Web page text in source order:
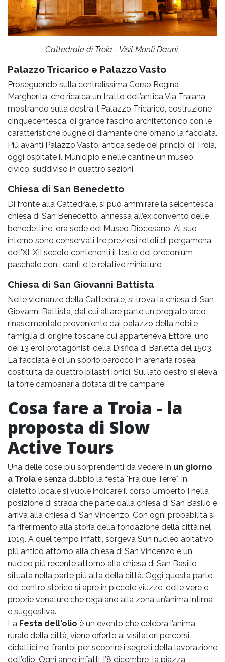
Cattedrale di Troia - Visit Monti Dauni
Palazzo Tricarico e Palazzo Vasto
Proseguendo sulla centralissima Corso Regina
Margherita, che ricalca un tratto dell’antica Via Traiana,
mostrando sulla destra il Palazzo Tricarico, costruzione
cinquecentesca, di grande fascino architettonico con le
caratteristiche bugne di diamante che ornano la facciata.
Più avanti Palazzo Vasto, antica sede dei principi di Troia,
oggi ospitate il Municipio e nelle cantine un museo
civico, suddiviso in quattro sezioni.
Chiesa di San Benedetto
Di fronte alla Cattedrale, si può ammirare la seicentesca
chiesa di San Benedetto, annessa all’ex convento delle
benedettine, ora sede del Museo Diocesano. Al suo
interno sono conservati tre preziosi rotoli di pergamena
dell’XI-XII secolo contenenti il testo del preconium
paschale con i canti e le relative miniature.
Chiesa di San Giovanni Battista
Nelle vicinanze della Cattedrale, si trova la chiesa di San
Giovanni Battista, dal cui altare parte un pregiato arco
rinascimentale proveniente dal palazzo della nobile
famiglia di origine toscane cui apparteneva Ettore, uno
dei 13 eroi protagonisti della Disfida di Barletta del 1503.
La facciata è di un sobrio barocco in arenaria rosea,
costituita da quattro pilastri ionici. Sul lato destro si eleva
la torre campanaria dotata di tre campane.
Cosa fare a Troia - la
proposta di Slow
Active Tours
Una delle cose più sorprendenti da vedere in un giorno
a Troia è senza dubbio la festa "Fra due Terre". In
dialetto locale si vuole indicare il corso Umberto I nella
posizione di strada che parte dalla chiesa di San Basilio e
arriva alla chiesa di San Vincenzo. Con ogni probabilità si
fa riferimento alla storia della fondazione della città nel
1019. A quel tempo infatti, sorgeva Sun nucleo abitativo
più antico attorno alla chiesa di San Vincenzo e un
nucleo più recente attorno alla chiesa di San Basilio
situata nella parte più alta della città. Oggi questa parte
del centro storico si apre in piccole viuzze, delle vere e
proprie venature che regalano alla zona un’anima intima
e suggestiva.
La Festa dell'olio è un evento che celebra l’anima
rurale della città, viene offerto ai visitatori percorsi
didattici nei frantoi per scoprire i segreti della lavorazione
dell’olio. Ogni anno infatti, l’8 dicembre, la piazza